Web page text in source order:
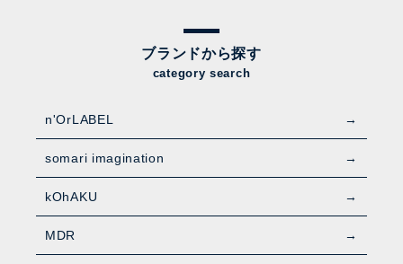
ブランドから探す
category search
n'OrLABEL
somari imagination
kOhAKU
MDR